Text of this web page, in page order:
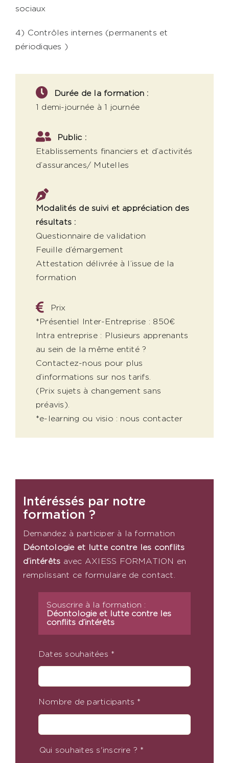
sociaux
4) Contrôles internes (permanents et
périodiques )
Durée de la formation :
1 demi-journée à 1 journée
Public :
Etablissements financiers et d’activités
d’assurances/ Mutelles
Modalités de suivi et appréciation des
résultats :
Questionnaire de validation
Feuille d’émargement
Attestation délivrée à l’issue de la
formation
Prix
*Présentiel Inter-Entreprise : 850€
Intra entreprise : Plusieurs apprenants
au sein de la même entité ?
Contactez-nous pour plus
d’informations sur nos tarifs.
(Prix sujets à changement sans
préavis).
*e-learning ou visio : nous contacter
Intéréssés par notre
formation ?
Demandez à participer à la formation
Déontologie et lutte contre les conflits
d’intérêts avec AXIESS FORMATION en
remplissant ce formulaire de contact.
Souscrire à la formation :
Déontologie et lutte contre les
conflits d’intérêts
Dates souhaitées *
Nombre de participants *
Qui souhaites s'inscrire ? *